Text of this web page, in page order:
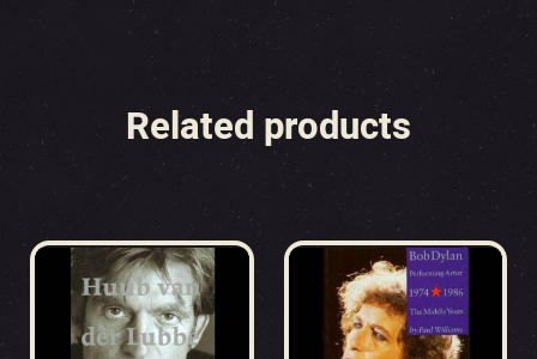
Related products